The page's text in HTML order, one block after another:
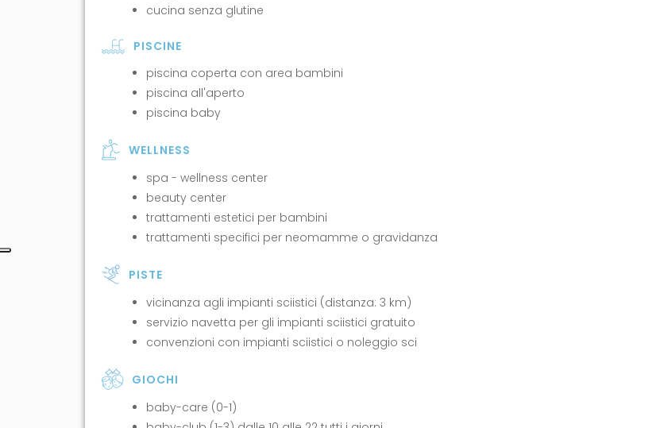
cucina senza glutine
PISCINE
piscina coperta con area bambini
piscina all'aperto
piscina baby
WELLNESS
spa - wellness center
beauty center
trattamenti estetici per bambini
trattamenti specifici per neomamme o gravidanza
PISTE
vicinanza agli impianti sciistici (distanza: 3 km)
servizio navetta per gli impianti sciistici gratuito
convenzioni con impianti sciistici o noleggio sci
GIOCHI
baby-care (0-1)